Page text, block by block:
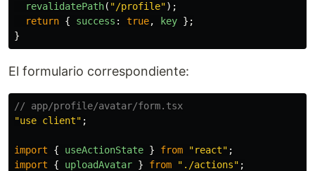
revalidatePath( "/profile");
return { success : true, key };
}
El formulario correspondiente:
// app/profile/avatar/form.tsx
"use client" ;
import { useActionState } from "react" ;
import
{ uploadAvatar } from " ./actions" ;